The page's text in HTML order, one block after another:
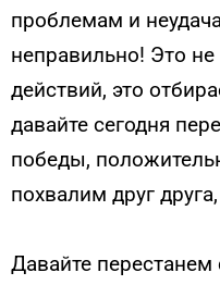
проблемам и
неправильно! Это
действий, это
давайте сегодня
победы,
похвалим друг
Давайте перестанем